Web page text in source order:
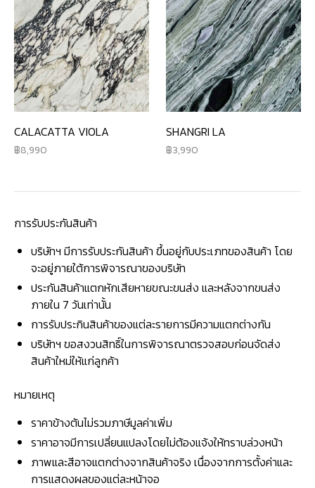
CALACATTA VIOLA
8,990
SHANGRI LA
3,990
การรับประกันสินค้า
บริษัทฯ มีการรับประกันสินค้า ขึ้นอยู่กับประเภทของสินค้า โดย
จะอยู่ภายใต้การพิจารณาของบริษัท
ประกันสินค้าแตกหักเสียหายขณะขนส่ง และหลังจากขนส่ง
ภายใน 7 วันเท่านั้น
การรับประกินสินค้าของแต่ละรายการมีความแตกต่างกัน
บริษัทฯ ขอสงวนสิทธิ์ในการพิจารณาตรวจสอบก่อนจัดส่ง
สินค้าใหม่ให้แก่ลูกค้า
หมายเหตุ
ราคาข้างต้นไม่รวมภาษีมูลค่าเพิ่ม
ราคาอาจมีการเปลี่ยนแปลงโดยไม่ต้องแจ้งให้ทราบล่วงหน้า
ภาพและสีอาจแตกต่างจากสินค้าจริง เนื่องจากการตั้งค่าและ
การแสดงผลของแต่ละหน้าจอ